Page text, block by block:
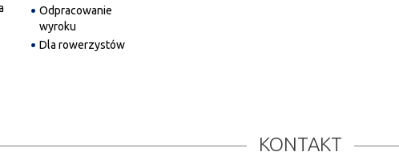
Odpracowanie
wyroku
Dla rowerzystów
KONTAKT